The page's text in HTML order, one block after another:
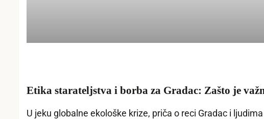
Etika starateljstva i borba za Gradac: Zašto je
U jeku globalne ekološke krize, priča o reci Gradac i